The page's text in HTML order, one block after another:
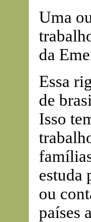
Uma
da
Essa
de
Isso
estuda
ou
países